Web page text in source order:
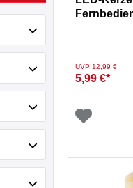
Preis reduziert von
UVP 12,99 €auf
5,99 €*